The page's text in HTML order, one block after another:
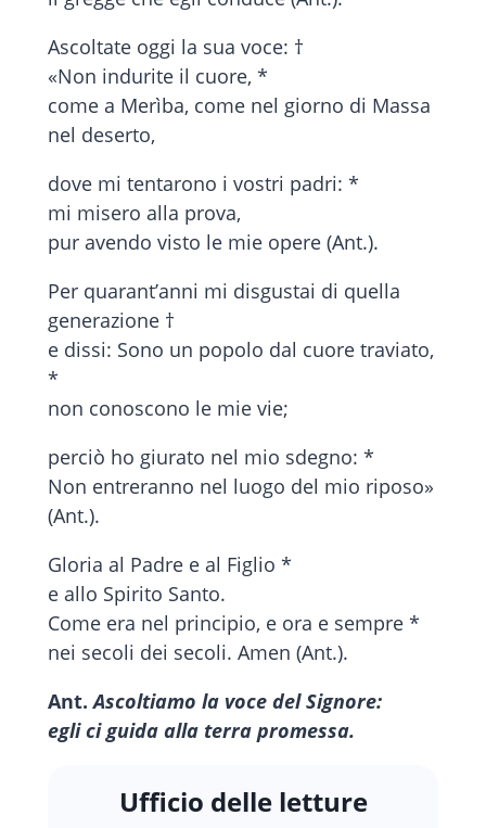
Ascoltate oggi la sua voce: †
«Non indurite il cuore, *
come a Merìba, come nel giorno di Massa
nel deserto,
dove mi tentarono i vostri padri: *
mi misero alla prova,
pur avendo visto le mie opere (Ant.).
Per quarant’anni mi disgustai di quella
generazione †
e dissi: Sono un popolo dal cuore traviato,
*
non conoscono le mie vie;
perciò ho giurato nel mio sdegno: *
Non entreranno nel luogo del mio riposo»
(Ant.).
Gloria al Padre e al Figlio *
e allo Spirito Santo.
Come era nel principio, e ora e sempre *
nei secoli dei secoli. Amen (Ant.).
Ant.Ascoltiamo la voce del Signore:
egli ci guida alla terra promessa.
Ufficio delle letture